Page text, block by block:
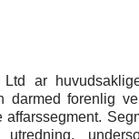
ar
darmed forenlig
affarssegment.